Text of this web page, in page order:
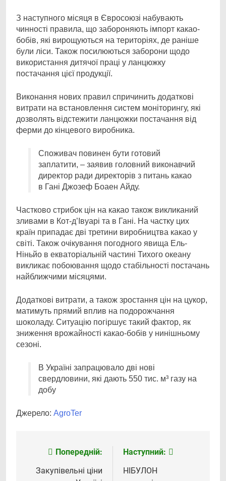
З наступного місяця в Євросоюзі набувають
чинності правила, що забороняють імпорт какао-
бобів, які вирощуються на територіях, де раніше
були ліси. Також посилюються заборони щодо
використання дитячої праці у ланцюжку
постачання цієї продукції.
Виконання нових правил спричинить додаткові
витрати на встановлення систем моніторингу, які
дозволять відстежити ланцюжки постачання від
ферми до кінцевого виробника.
Споживач повинен бути готовий
заплатити, – заявив головний виконавчий
директор ради директорів з питань какао
в Гані Джозеф Боаен Айду.
Частково стрибок цін на какао також викликаний
зливами в Кот-д’Івуарі та в Гані. На частку цих
країн припадає дві третини виробництва какао у
світі. Також очікування погодного явища Ель-
Ніньйо в екваторіальній частині Тихого океану
викликає побоювання щодо стабільності постачань
найближчими місяцями.
Додаткові витрати, а також зростання цін на цукор,
матимуть прямий вплив на подорожчання
шоколаду. Ситуацію погіршує такий фактор, як
зниження врожайності какао-бобів у нинішньому
сезоні.
В Україні запрацювало дві нові
свердловини, які дають 550 тис. м³ газу на
добу
Джерело: АgroTer
Навігація
записів
Попередній:
Закупівельні ціни
Наступний:
НІБУЛОН